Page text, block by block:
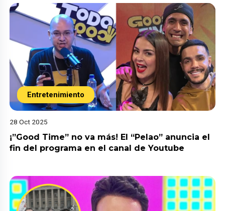
Entretenimiento
28 Oct 2025
¡”Good Time” no va más! El “Pelao” anuncia el
fin del programa en el canal de Youtube